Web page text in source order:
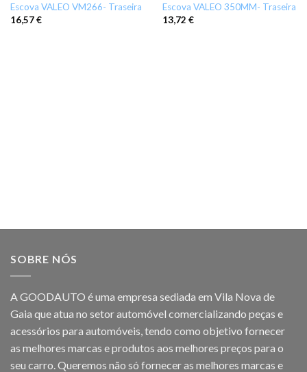
wishlist
Escova VALEO VM266- Traseira
16,57€
wishlist
Escova VALEO 350MM- Traseira
13,72 €
SOBRE NÓS
A GOODAUTO é uma empresa sediada em Vila Nova de
Gaia que atua no setor automóvel comercializando peças e
acessórios para automóveis, tendo como objetivo fornecer
as melhores marcas e produtos aos melhores preços para o
seu carro. Queremos não só fornecer as melhores marcas e